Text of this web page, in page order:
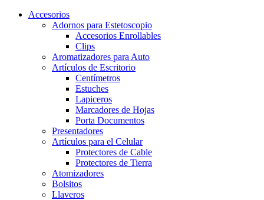
Accesorios
Adornos para Estetoscopio
Accesorios Enrollables
Clips
Aromatizadores para Auto
Artículos de Escritorio
Centímetros
Estuches
Lapiceros
Marcadores de Hojas
Porta Documentos
Presentadores
Artículos para el Celular
Protectores de Cable
Protectores de Tierra
Atomizadores
Bolsitos
Llaveros